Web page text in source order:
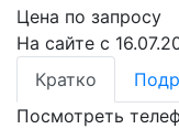
Цена по запросу
На сайте с
Кратко
Посмотреть